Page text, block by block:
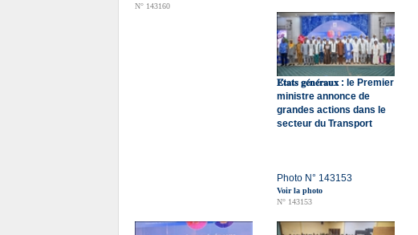
N° 143160
𝐄́𝐭𝐚𝐭𝐬 𝐠𝐞́𝐧𝐞́𝐫𝐚𝐮𝐱 : le Premier
ministre annonce de
grandes actions dans le
secteur du Transport
Photo N° 143153
Voir la photo
N° 143153